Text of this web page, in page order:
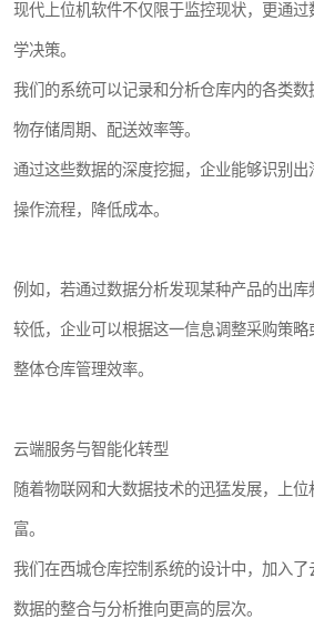
现代上位机软件不仅限于监控现状，更通
学决策。
我们的系统可以记录和分析仓库内的各类
物存储周期、配送效率等。
通过这些数据的深度挖掘，企业能够识别
操作流程，降低成本。
例如，若通过数据分析发现某种产品的出
较低，企业可以根据这一信息调整采购策
整体仓库管理效率。
云端服务与智能化转型
随着物联网和大数据技术的迅猛发展，上
富。
我们在西城仓库控制系统的设计中，加入
数据的整合与分析推向更高的层次。